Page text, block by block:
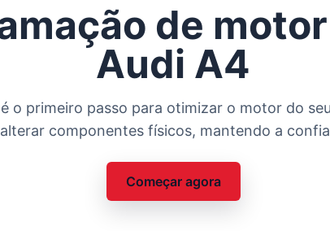
de
Audi A4
o primeiro passo para otimizar o motor do
componentes físicos, mantendo a
Começar agora